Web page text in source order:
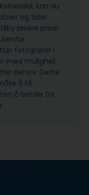
kan du
og tider.
lavere priser
fotografer i
med mulighet
behov. Dette
å få
å betale for